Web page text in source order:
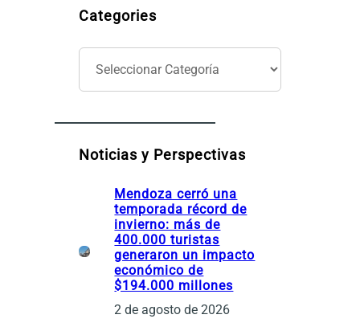
Categories
C
t
g
rNoticias y Perspectivas
Mendoza cerró una
temporada récord de
invierno: más de
400.000 turistas
generaron un impacto
económico de
$194.000 millones
2 de agosto de 2026